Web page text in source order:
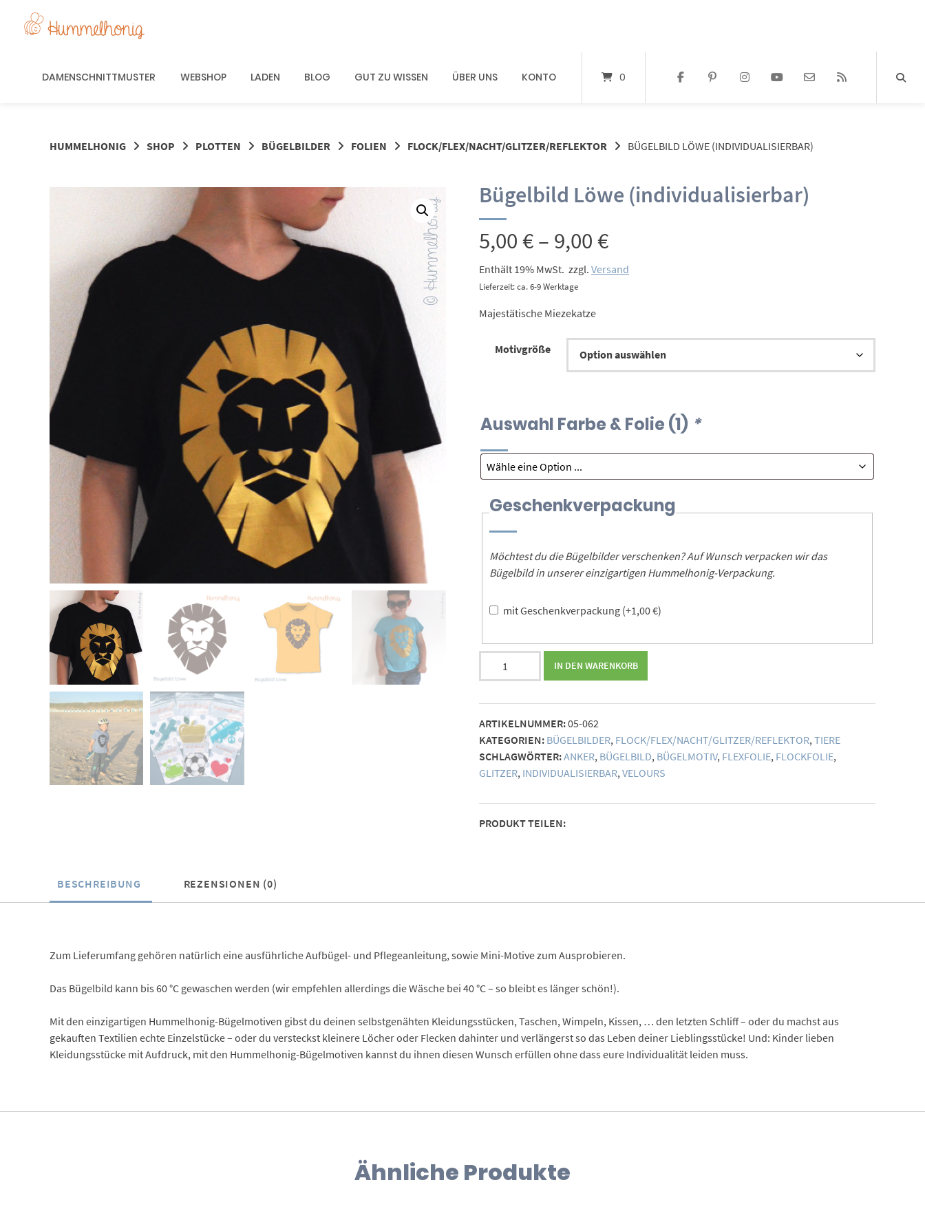
DAMENSCHNITTMUSTER WEBSHOP LADEN BLOG GUT ZU WISSEN ÜBER UNS KONTO 0
HUMMELHONIG SHOP PLOTTEN BÜGELBILDER FOLIEN FLOCK/FLEX/NACHT/GLITZER/REFLEKTOR BÜGELBILD LÖWE (INDIVIDUALISIERBAR)
Bügelbild Löwe (individualisierbar)
5,00€– 9,00€Preisspanne:
5,00 €
9,00 €
Enthält 19% MwSt. zzgl. Versand
Lieferzeit: ca. 6-9 Werktage
Majestätische Miezekatze
Motivgröße
Auswahl Farbe & Folie (1) *
Geschenkverpackung
Möchtest du die Bügelbilder verschenken? Auf Wunsch verpacken wir das
Bügelbild in unserer einzigartigen Hummelhonig-Verpackung.
mit Geschenkverpackung (+1,00€)
Menge
IN DEN WARENKORB
ARTIKELNUMMER:05-062
KATEGORIEN: BÜGELBILDER, FLOCK/FLEX/NACHT/GLITZER/REFLEKTOR, TIERE
SCHLAGWÖRTER:ANKER, BÜGELBILD, BÜGELMOTIV, FLEXFOLIE, FLOCKFOLIE,
GLITZER, INDIVIDUALISIERBAR, VELOURS
PRODUKT TEILEN:
BESCHREIBUNG REZENSIONEN (0)
Zum Lieferumfang gehören natürlich eine ausführliche Aufbügel- und Pflegeanleitung, sowie Mini-Motive zum Ausprobieren.
Das Bügelbild kann bis 60 °C gewaschen werden (wir empfehlen allerdings die Wäsche bei 40 °C – so bleibt es länger schön!).
Mit den einzigartigen Hummelhonig-Bügelmotiven gibst du deinen selbstgenähten Kleidungsstücken, Taschen, Wimpeln, Kissen, … den letzten Schliff – oder du machst aus
gekauften Textilien echte Einzelstücke – oder du versteckst kleinere Löcher oder Flecken dahinter und verlängerst so das Leben deiner Lieblingsstücke! Und: Kinder lieben
Kleidungsstücke mit Aufdruck, mit den Hummelhonig-Bügelmotiven kannst du ihnen diesen Wunsch erfüllen ohne dass eure Individualität leiden muss.
Ähnliche Produkte